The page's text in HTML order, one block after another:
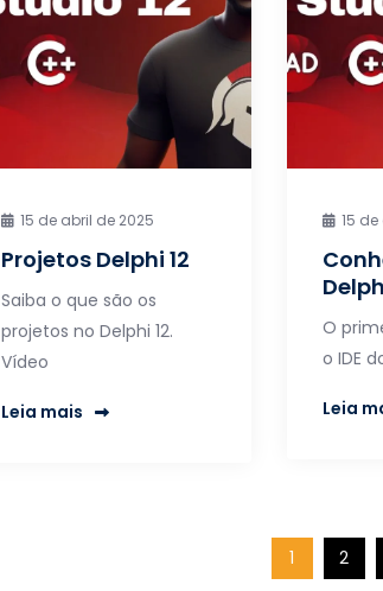
15 de abril de 2025
Projetos Delphi 12
Saiba o que são os
projetos no Delphi 12.
Vídeo
Leia mais
15
O
o IDE
Leia
1 2